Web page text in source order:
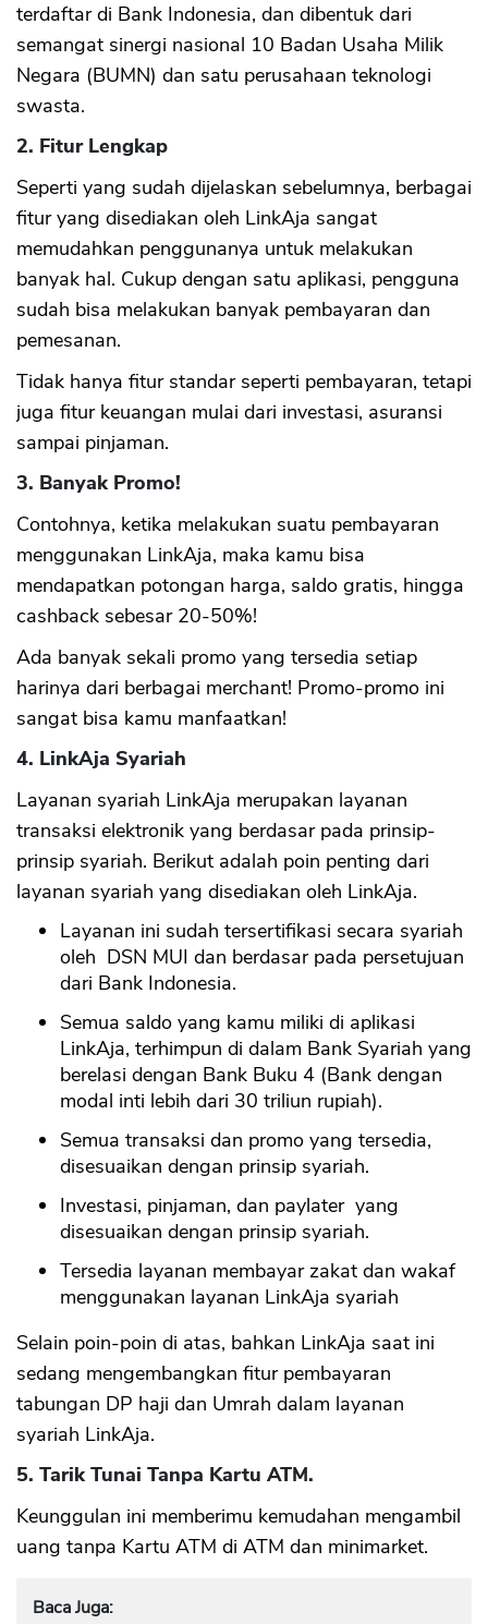
terdaftar di Bank Indonesia, dan dibentuk dari
semangat sinergi nasional 10 Badan Usaha Milik
Negara (BUMN) dan satu perusahaan teknologi
swasta.
2. Fitur Lengkap
Seperti yang sudah dijelaskan sebelumnya, berbagai
fitur yang disediakan oleh LinkAja sangat
memudahkan penggunanya untuk melakukan
banyak hal. Cukup dengan satu aplikasi, pengguna
sudah bisa melakukan banyak pembayaran dan
pemesanan.
Tidak hanya fitur standar seperti pembayaran, tetapi
juga fitur keuangan mulai dari investasi, asuransi
sampai pinjaman.
3. Banyak Promo!
Contohnya, ketika melakukan suatu pembayaran
menggunakan LinkAja, maka kamu bisa
mendapatkan potongan harga, saldo gratis, hingga
cashback sebesar 20-50%!
Ada banyak sekali promo yang tersedia setiap
harinya dari berbagai merchant! Promo-promo ini
sangat bisa kamu manfaatkan!
4. LinkAja Syariah
Layanan syariah LinkAja merupakan layanan
transaksi elektronik yang berdasar pada prinsip-
prinsip syariah. Berikut adalah poin penting dari
layanan syariah yang disediakan oleh LinkAja.
Layanan ini sudah tersertifikasi secara syariah
oleh DSN MUI dan berdasar pada persetujuan
dari Bank Indonesia.
Semua saldo yang kamu miliki di aplikasi
LinkAja, terhimpun di dalam Bank Syariah yang
berelasi dengan Bank Buku 4 (Bank dengan
modal inti lebih dari 30 triliun rupiah).
Semua transaksi dan promo yang tersedia,
disesuaikan dengan prinsip syariah.
Investasi, pinjaman, dan paylater yang
disesuaikan dengan prinsip syariah.
Tersedia layanan membayar zakat dan wakaf
menggunakan layanan LinkAja syariah
Selain poin-poin di atas, bahkan LinkAja saat ini
sedang mengembangkan fitur pembayaran
tabungan DP haji dan Umrah dalam layanan
syariah LinkAja.
5. Tarik Tunai Tanpa Kartu ATM.
Keunggulan ini memberimu kemudahan mengambil
uang tanpa Kartu ATM di ATM dan minimarket.
Baca Juga: